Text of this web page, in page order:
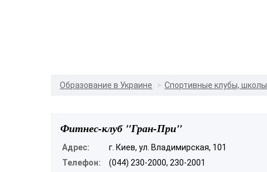
Образование в Украине Спортивные клубы, школы
Фитнес-клуб "Гран-При"
Адрес:
г. Киев, ул. Владимирская, 101
Телефон:
(044) 230-2000, 230-2001